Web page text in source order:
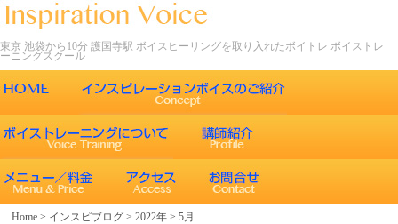
東京 池袋から10分 護国寺駅 ボイスヒーリングを取り入れたボイトレ ボイストレ
ーニングスクール
ごあいさつ
インスピレーションボイスの特徴
エネルギーワークとヒーリング効果
声について
インスピレーションボイスのボイストレーニング
Home > インスピブログ >2022年 >5月